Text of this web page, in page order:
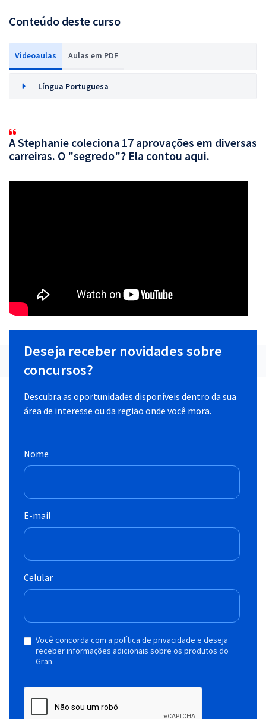
Conteúdo deste curso
Videoaulas Aulas em PDF
Língua Portuguesa
A Stephanie coleciona 17 aprovações em diversas
carreiras. O "segredo"? Ela contou aqui.
Deseja receber novidades sobre
concursos?
Descubra as oportunidades disponíveis dentro da sua
área de interesse ou da região onde você mora.
Nome
E-mail
Celular
Você concorda com a política de privacidade e deseja
receber informações adicionais sobre os produtos do
Gran.